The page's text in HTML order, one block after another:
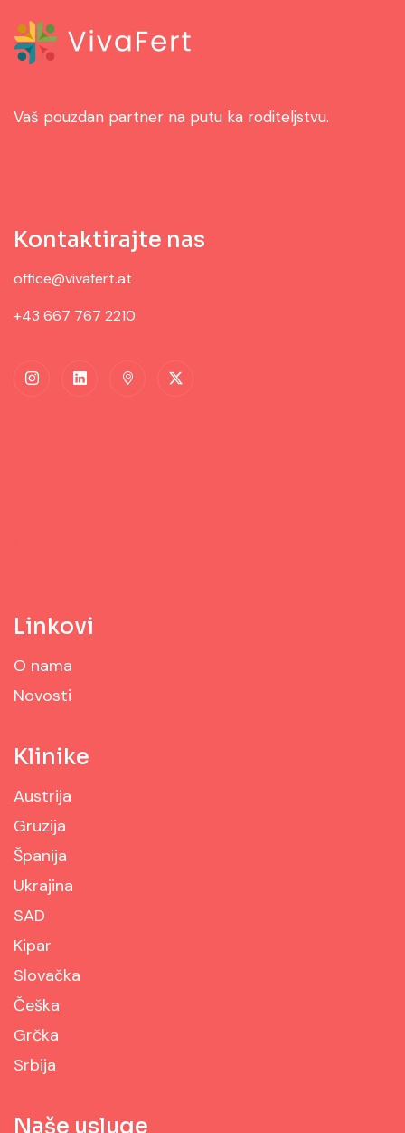
Vaš pouzdan partner na putu ka roditeljstvu.
Kontaktirajte nas
office@vivafert.at
+43 667 767 2210
Linkovi
O nama
Novosti
Klinike
Austrija
Gruzija
Španija
Ukrajina
SAD
Kipar
Slovačka
Češka
Grčka
Srbija
Naše usluge